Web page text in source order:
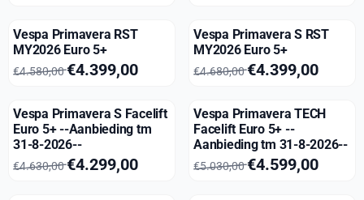
Vespa Primavera RST
MY2026 Euro 5+
Van 4 580,00 voor 4 399,00
€4.580,00€4.399,00
Vespa Primavera S RST
MY2026 Euro 5+
Van 4 680,00 voor 4 399,00
€4.680,00€4.399,00
Vespa Primavera S Facelift
Euro 5+ --Aanbieding tm
31-8-2026--
Van 4 630,00 voor 4 299,00
€4.630,00€4.299,00
Vespa Primavera TECH
Facelift Euro 5+ --
Aanbieding tm 31-8-2026--
Van 5 030,00 voor 4 599,00
€5.030,00€4.599,00